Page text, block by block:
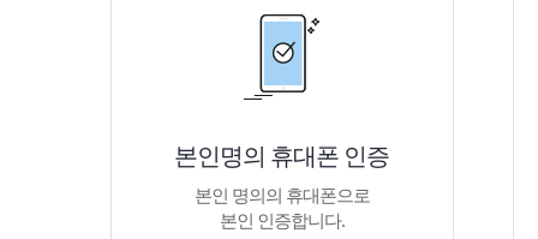
본인명의 휴대폰 인증
본인 명의의 휴대폰으로
본인 인증합니다.